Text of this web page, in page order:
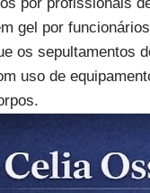
gel por
os sepultamentos
uso de